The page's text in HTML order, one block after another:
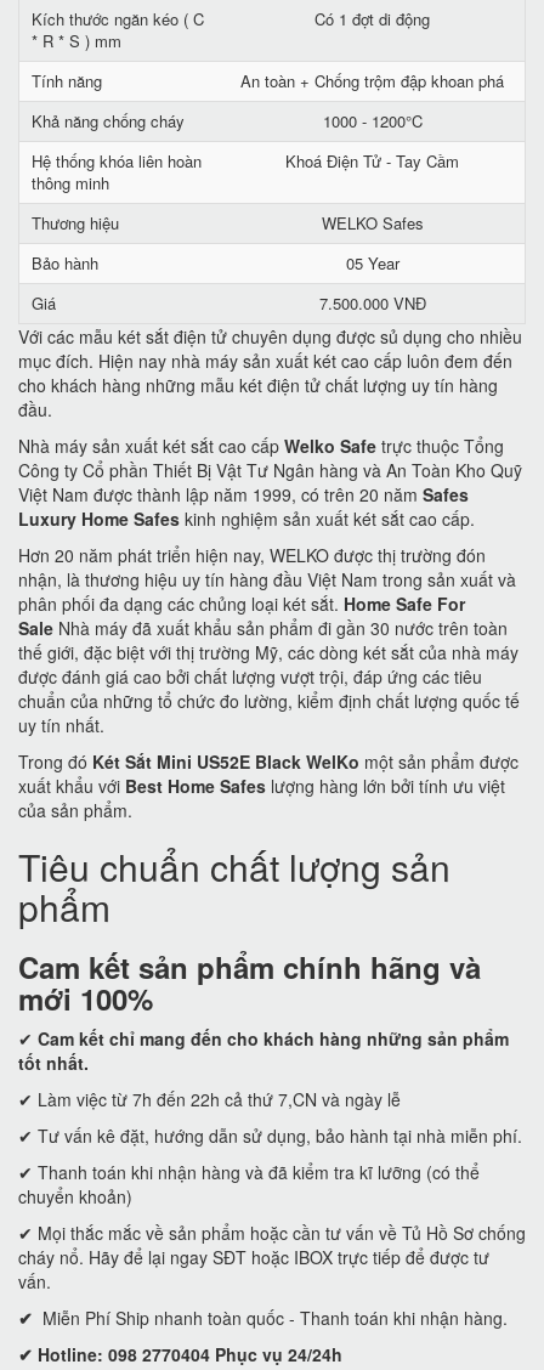
Kích thước ngăn kéo ( C
* R * S ) mm
Có 1 đợt di động
Tính năng
An toàn + Chống trộm đập khoan phá
Khả năng chống cháy
1000 - 1200°C
Hệ thống khóa liên hoàn
thông minh
Khoá Điện Tử - Tay Cầm
Thương hiệu
WELKO Safes
Bảo hành
05 Year
Giá
7.500.000 VNĐ
Với các mẫu két sắt điện tử chuyên dụng được sủ dụng cho nhiều
mục đích. Hiện nay nhà máy sản xuất két cao cấp luôn đem đến
cho khách hàng những mẫu két điện tử chất lượng uy tín hàng
đầu.
Nhà máy sản xuất két sắt cao cấp Welko Safe trực thuộc Tổng
Công ty Cổ phần Thiết Bị Vật Tư Ngân hàng và An Toàn Kho Quỹ
Việt Nam được thành lập năm 1999, có trên 20 năm Safes
Luxury Home Safes kinh nghiệm sản xuất két sắt cao cấp.
Hơn 20 năm phát triển hiện nay, WELKO được thị trường đón
nhận, là thương hiệu uy tín hàng đầu Việt Nam trong sản xuất và
phân phối đa dạng các chủng loại két sắt. Home Safe For
Sale Nhà máy đã xuất khẩu sản phẩm đi gần 30 nước trên toàn
thế giới, đặc biệt với thị trường Mỹ, các dòng két sắt của nhà máy
được đánh giá cao bởi chất lượng vượt trội, đáp ứng các tiêu
chuẩn của những tổ chức đo lường, kiểm định chất lượng quốc tế
uy tín nhất.
Trong đó Két Sắt Mini US52E Black WelKo một sản phẩm được
xuất khẩu với Best Home Safes lượng hàng lớn bởi tính ưu việt
của sản phẩm.
Tiêu chuẩn chất lượng sản
phẩm
Cam kết sản phẩm chính hãng và
mới 100%
✔ Cam kết chỉ mang đến cho khách hàng những sản phẩm
tốt nhất.
✔ Làm việc từ 7h đến 22h cả thứ 7,CN và ngày lễ
✔ Tư vấn kê đặt, hướng dẫn sử dụng, bảo hành tại nhà miễn phí.
✔ Thanh toán khi nhận hàng và đã kiểm tra kĩ lưỡng (có thể
chuyển khoản)
✔ Mọi thắc mắc về sản phẩm hoặc cần tư vấn về Tủ Hồ Sơ chống
cháy nổ. Hãy để lại ngay SĐT hoặc IBOX trực tiếp để được tư
vấn.
✔ Miễn Phí Ship nhanh toàn quốc - Thanh toán khi nhận hàng.
✔ Hotline: 098 2770404 Phục vụ 24/24h